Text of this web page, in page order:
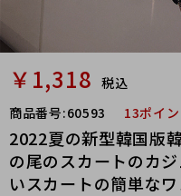
￥1,318 税込
商品番号:60593 13ポイ
2022夏の新型韓国版
の尾のスカートのカ
いスカートの簡単な